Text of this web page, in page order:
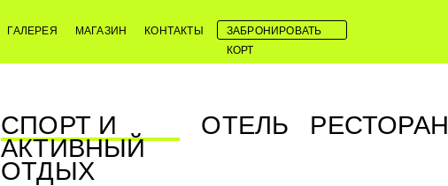
ГАЛЕРЕЯ МАГАЗИН КОНТАКТЫ
ЗАБРОНИРОВАТЬ
КОРТ
СПОРТ И
АКТИВНЫЙ
ОТДЫХ
ОТЕЛЬ РЕСТОРАН